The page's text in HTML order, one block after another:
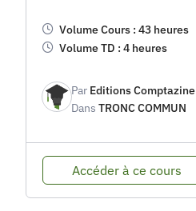
Volume Cours : 43 heures
Volume TD : 4 heures
Par Editions Comptazine
Dans TRONC COMMUN
Accéder à ce cours